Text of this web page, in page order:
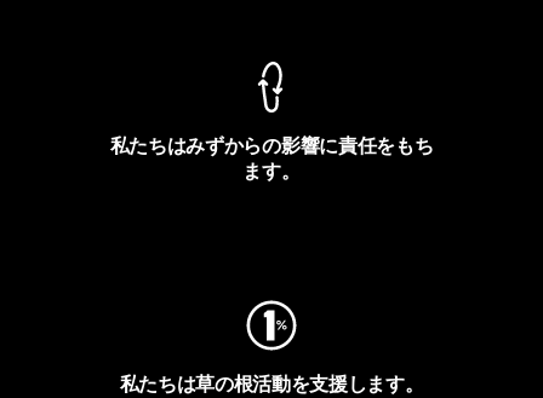
私たちはみずからの影響に責任をもち
ます。
私たちは草の根活動を支援します。